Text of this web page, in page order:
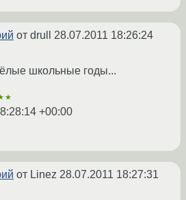
от drull 28.07.2011 18:26:24
школьные годы...
+00:00
от Linez 28.07.2011 18:27:31